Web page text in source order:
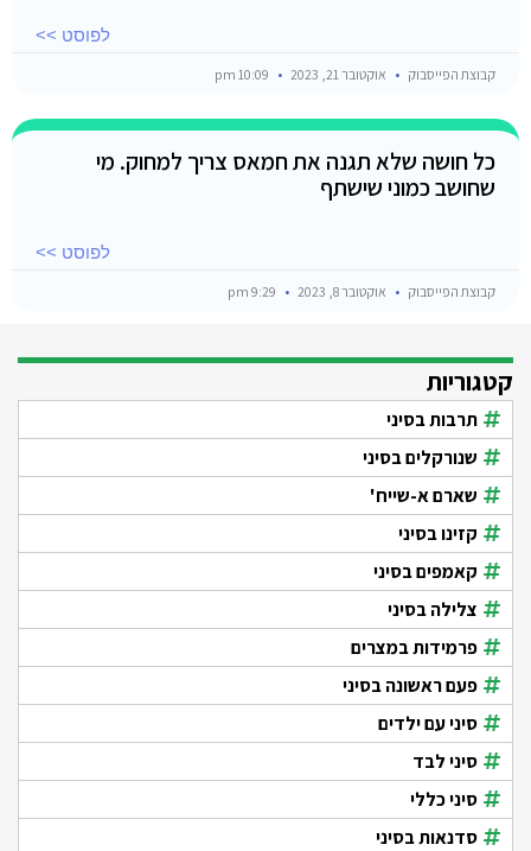
לפוסט >>
קבוצת הפייסבוק אוקטובר 21, 2023
כל חושה שלא תגנה את חמאס צריך למחוק. מי
שחושב כמוני שישתף
לפוסט >>
קבוצת הפייסבוק אוקטובר 8, 2023
קטגוריות
תרבות בסיני
שנורקלים בסיני
שארם א-שייח'
קזינו בסיני
קאמפים בסיני
צלילה בסיני
פרמידות במצרים
פעם ראשונה בסיני
סיני עם ילדים
סיני לבד
סיני כללי
סדנאות בסיני